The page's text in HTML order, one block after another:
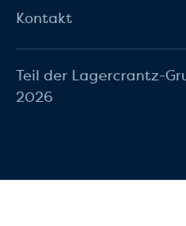
Kontakt
Teil der Lagercrantz-
2026